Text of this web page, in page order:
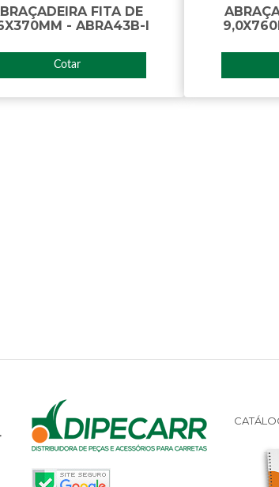
FITA DE
- ABRA43B-I
Cotar